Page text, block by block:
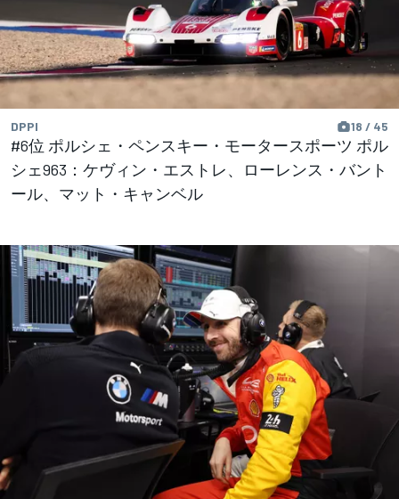
DPPI 18 / 45
#6位 ポルシェ・ペンスキー・モータースポーツ ポル
シェ963：ケヴィン・エストレ、ローレンス・バント
ール、マット・キャンベル